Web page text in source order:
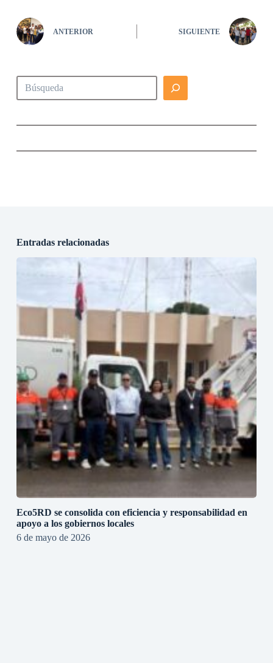
ANTERIOR SIGUIENTE
Buscar
Entradas relacionadas
Eco5RD se consolida con eficiencia y responsabilidad en
apoyo a los gobiernos locales
6 de mayo de 2026